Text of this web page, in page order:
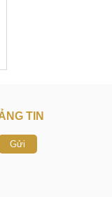
TIN
Gửi